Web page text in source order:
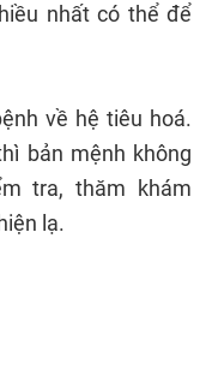
nhất có thể để
về hệ tiêu hoá.
bản mệnh không
tra, thăm khám
lạ.